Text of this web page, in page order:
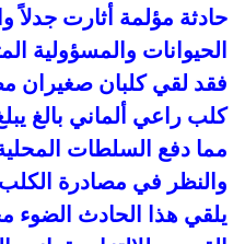
حادثة مؤلمة أثارت جدلاً
الحيوانات والمسؤولية
فقد لقي كلبان صغيران
مما دفع السلطات
والنظر في مصادرة
يلقي هذا الحادث الضوء